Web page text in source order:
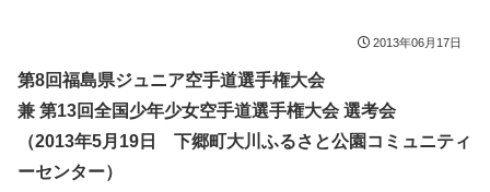
2013年06月17日
第8回福島県ジュニア空手道選手権大会
兼 第13回全国少年少女空手道選手権大会 選考会
（2013年5月19日 下郷町大川ふるさと公園コミュニティ
ーセンター）